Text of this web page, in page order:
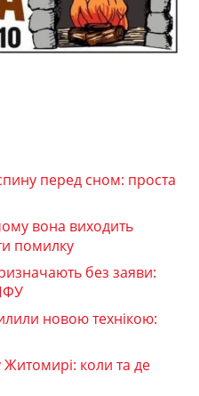
перед сном: проста
вона виходить
помилку
без заяви:
новою технікою:
Житомирі: коли та де